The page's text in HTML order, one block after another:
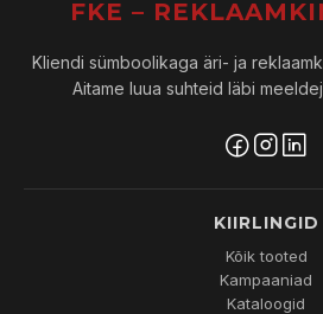
FKE –
Kliendi sümboolikaga äri- ja
Aitame luua suhteid läbi
KIIRLINGID
Kõik tooted
Kampaaniad
Kataloogid